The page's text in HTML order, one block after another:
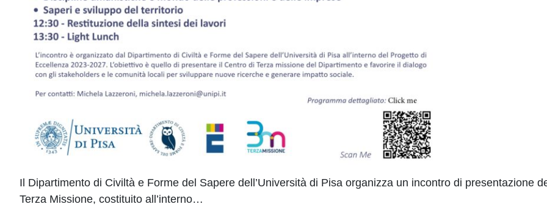
Il Dipartimento di Civiltà e Forme del Sapere dell’Università di Pisa organizza un incontro di presentazione
Terza Missione, costituito all’interno…